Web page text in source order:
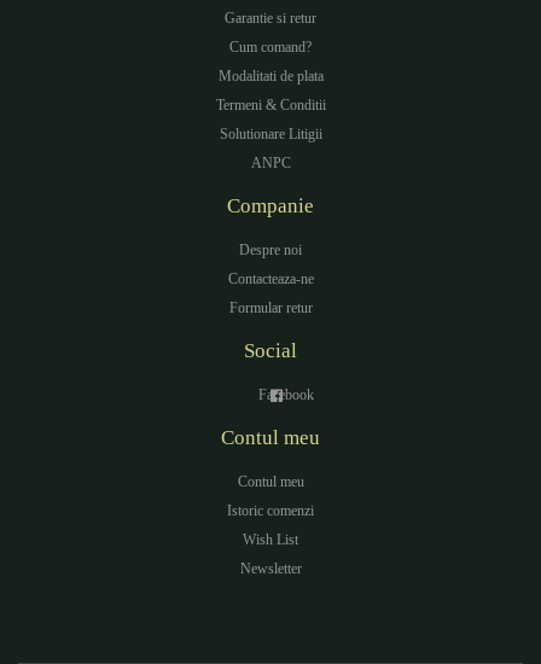
Garantie si retur
Cum comand?
Modalitati de plata
Termeni & Conditii
Solutionare Litigii
ANPC
Companie
Despre noi
Contacteaza-ne
Formular retur
Social
Facebook
Contul meu
Contul meu
Istoric comenzi
Wish List
Newsletter